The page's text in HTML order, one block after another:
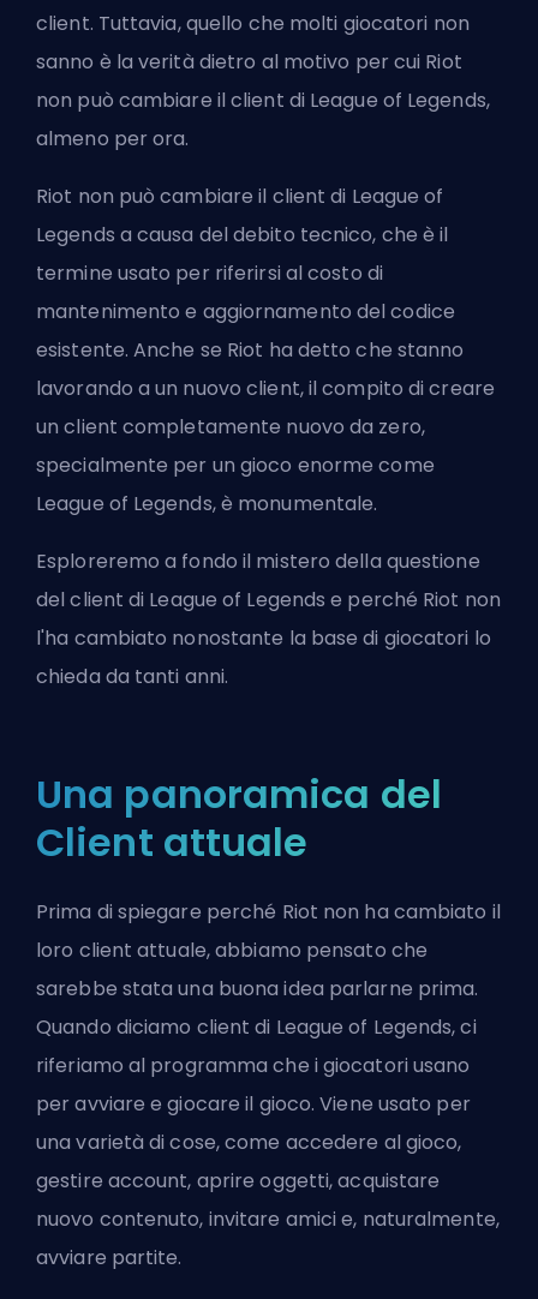
client. Tuttavia, quello che molti giocatori non
sanno è la verità dietro al motivo per cui Riot
non può cambiare il client di League of Legends,
almeno per ora.
Riot non può cambiare il client di League of
Legends a causa del debito tecnico, che è il
termine usato per riferirsi al costo di
mantenimento e aggiornamento del codice
esistente. Anche se Riot ha detto che stanno
lavorando a un nuovo client, il compito di creare
un client completamente nuovo da zero,
specialmente per un gioco enorme come
League of Legends, è monumentale.
Esploreremo a fondo il mistero della questione
del client di League of Legends e perché Riot non
l'ha cambiato nonostante la base di giocatori lo
chieda da tanti anni.
Una panoramica del
Client attuale
Prima di spiegare perché Riot non ha cambiato il
loro client attuale, abbiamo pensato che
sarebbe stata una buona idea parlarne prima.
Quando diciamo client di League of Legends, ci
riferiamo al programma che i giocatori usano
per avviare e giocare il gioco. Viene usato per
una varietà di cose, come accedere al gioco,
gestire account, aprire oggetti, acquistare
nuovo contenuto, invitare amici e, naturalmente,
avviare partite.